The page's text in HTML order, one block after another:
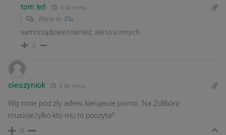
tom leń 6 lat temu
Reply to Ela
samorządowe również, ale to u innych.
0
cieszyniok 6 lat temu
Wg mnie pod zły adres kierujecie pismo. Na Żolibórz
musicie,tylko kto mu to poczyta?
0